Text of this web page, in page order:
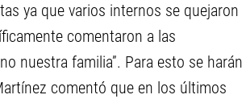
ya que varios internos se quejaron
comentaron a las
nuestra familia”. Para esto se harán
comentó que en los últimos